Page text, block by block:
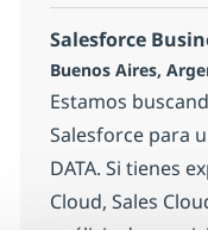
Salesforce
Localização
Buenos Aires,
Estamos
Salesforce para
DATA. Si tienes
Cloud, Sales